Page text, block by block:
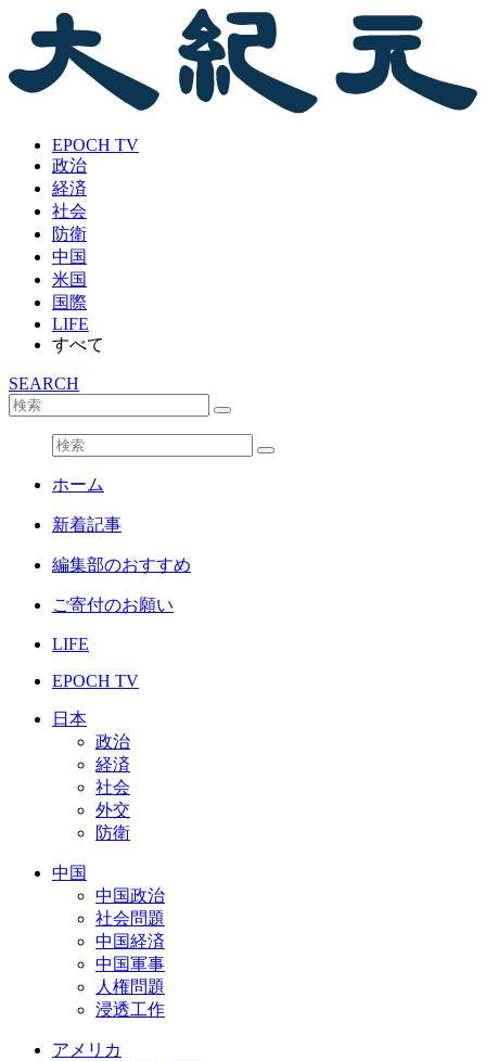
EPOCH TV
政治
経済
社会
防衛
中国
米国
国際
LIFE
すべて
SEARCH
ホーム
新着記事
編集部のおすすめ
ご寄付のお願い
LIFE
EPOCH TV
日本
政治
経済
社会
外交
防衛
中国
中国政治
社会問題
中国経済
中国軍事
人権問題
浸透工作
アメリカ